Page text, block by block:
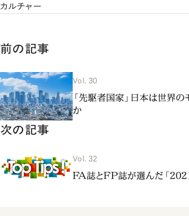
カルチャー
前の記事
Vol. 30
「先駆者国家」日本は世界の
か
次の記事
Vol. 32
FA誌とFP誌が選んだ「